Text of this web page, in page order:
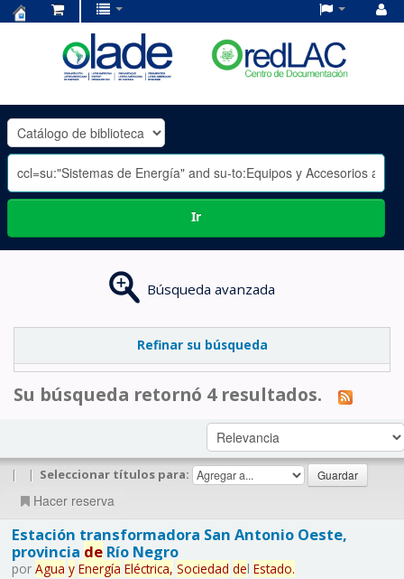
OLADE
-
Ir
Búsqueda avanzada
Refinar su búsqueda
Su búsqueda retornó 4 resultados.
| | Seleccionar títulos para:
Hacer reserva
Estación transformadora San Antonio Oeste,
provincia deRío Negro
por Agua y Energía Eléctrica, Sociedad del Estado.